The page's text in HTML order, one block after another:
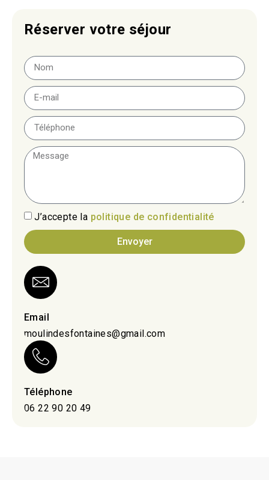
Réserver votre séjour
J’accepte la politique de confidentialité
Envoyer
Email
moulindesfontaines@gmail.com
Téléphone
06 22 90 20 49